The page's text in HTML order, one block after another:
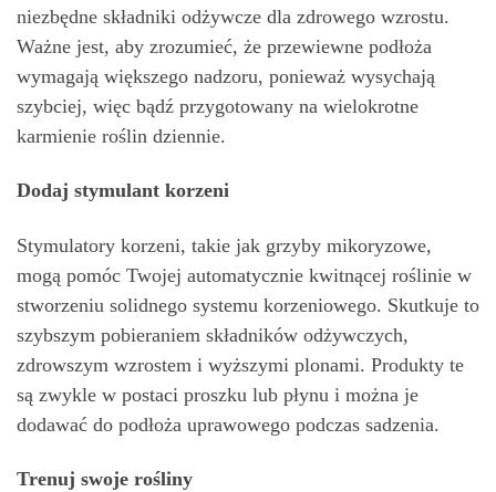
niezbędne składniki odżywcze dla zdrowego wzrostu.
Ważne jest, aby zrozumieć, że przewiewne podłoża
wymagają większego nadzoru, ponieważ wysychają
szybciej, więc bądź przygotowany na wielokrotne
karmienie roślin dziennie.
Dodaj stymulant korzeni
Stymulatory korzeni, takie jak grzyby mikoryzowe,
mogą pomóc Twojej automatycznie kwitnącej roślinie w
stworzeniu solidnego systemu korzeniowego. Skutkuje to
szybszym pobieraniem składników odżywczych,
zdrowszym wzrostem i wyższymi plonami. Produkty te
są zwykle w postaci proszku lub płynu i można je
dodawać do podłoża uprawowego podczas sadzenia.
Trenuj swoje rośliny